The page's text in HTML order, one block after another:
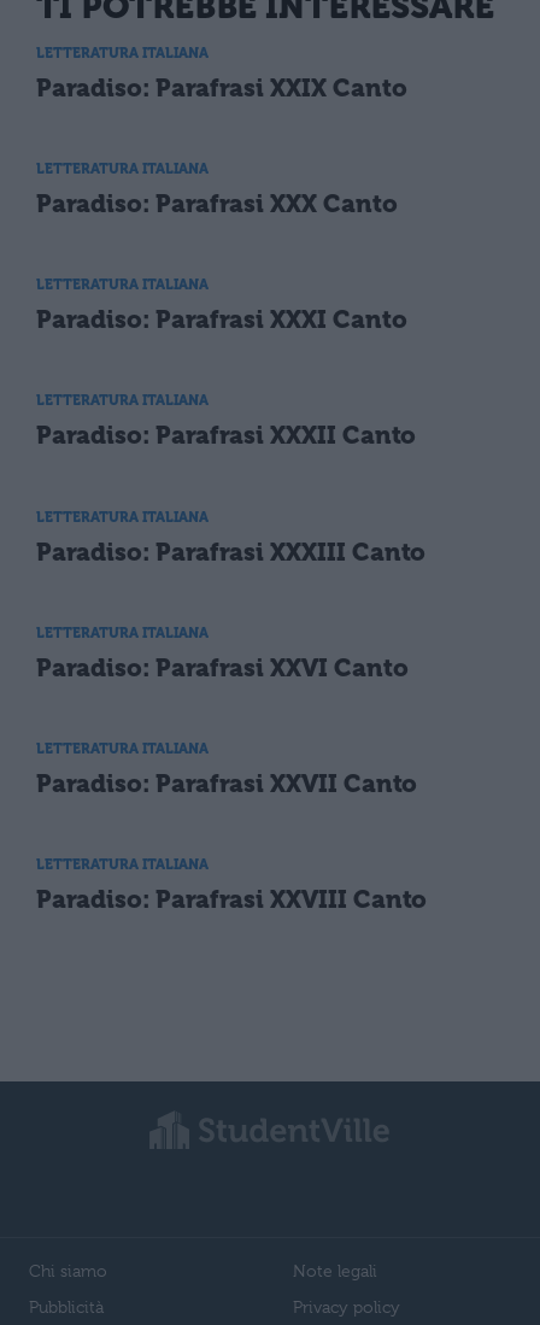
LETTERATURA ITALIANA
Paradiso: Parafrasi XXIX Canto
LETTERATURA ITALIANA
Paradiso: Parafrasi XXX Canto
LETTERATURA ITALIANA
Paradiso: Parafrasi XXXI Canto
LETTERATURA ITALIANA
Paradiso: Parafrasi XXXII Canto
LETTERATURA ITALIANA
Paradiso: Parafrasi XXXIII Canto
LETTERATURA ITALIANA
Paradiso: Parafrasi XXVI Canto
LETTERATURA ITALIANA
Paradiso: Parafrasi XXVII Canto
LETTERATURA ITALIANA
Paradiso: Parafrasi XXVIII Canto
Chi siamo
Pubblicità
Note legali
Privacy policy